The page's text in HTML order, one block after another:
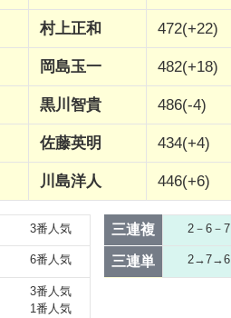
村上正和 472(+22)
岡島玉一 482(+18)
黒川智貴 486(-4)
佐藤英明 434(+4)
川島洋人 446(+6)
3番人気
6番人気
3番人気
1番人気
三連複 2－6－7
三連単 2→7→6